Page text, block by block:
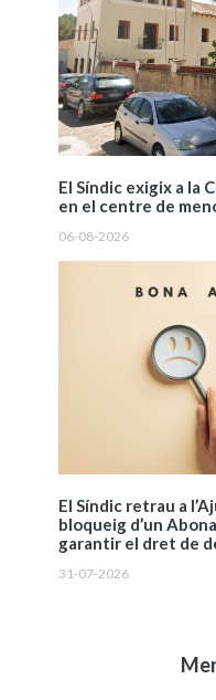
El Síndic exigix a la
en el centre de
06-08-2026
El Síndic retrau a
bloqueig d’un
garantir el dret de
31-07-2026